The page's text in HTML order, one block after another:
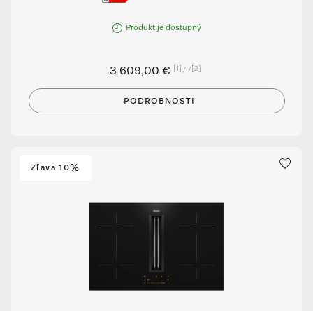
Produkt je dostupný
3 609,00 € [1] /[2]
PODROBNOSTI
Zľava 10%